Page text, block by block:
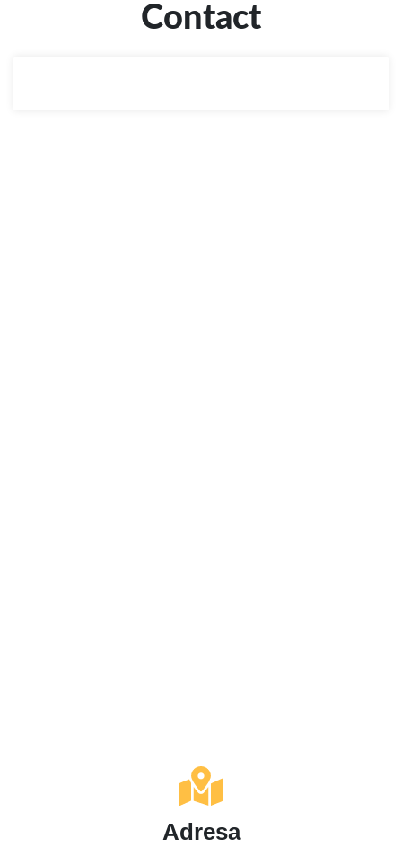
Contact
Adresa